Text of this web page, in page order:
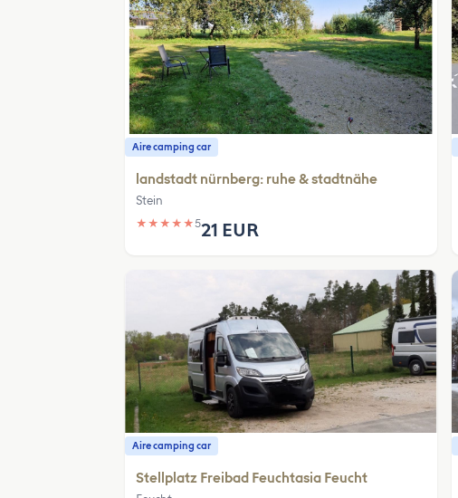
Aire camping car
landstadt nürnberg: ruhe & stadtnähe
Stein
★ ★ ★ ★ ★521 EUR
Aire camping car
Stellplatz Freibad Feuchtasia Feucht